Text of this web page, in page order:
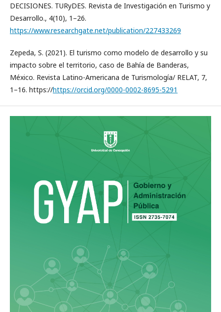
DECISIONES. TURyDES. Revista de Investigación en Turismo y
Desarrollo., 4(10), 1–26.
https://www.researchgate.net/publication/227433269
Zepeda, S. (2021). El turismo como modelo de desarrollo y su
impacto sobre el territorio, caso de Bahía de Banderas,
México. Revista Latino-Americana de Turismología/ RELAT, 7,
1–16. https://https://orcid.org/0000-0002-8695-5291